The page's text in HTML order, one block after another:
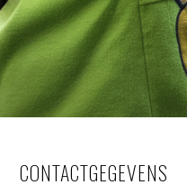
CONTACTGEGEVENS